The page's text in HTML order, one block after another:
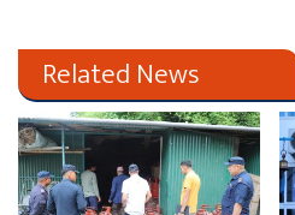
Related News